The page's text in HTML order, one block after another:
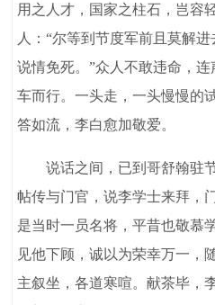
用之人才，国家之柱石，岂容
人：“尔等到节度军前且莫解
说情免死。”众人不敢违命，
车而行。一头走，一头慢慢的
答如流，李白愈加敬爱。
说话之间，已到哥舒翰驻节
帖传与门官，说李学士来拜，
是当时一员名将，平昔也敬慕
见他下顾，诚以为荣幸万一，
主叙坐，各道寒喧。献茶毕，